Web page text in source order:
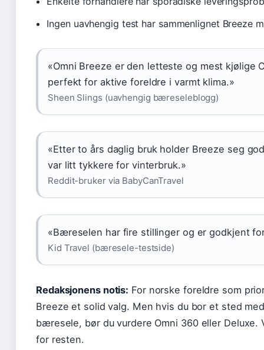
Ingen uavhengig test har sammenlignet Breeze
«Omni Breeze er den letteste og mest kjølige
perfekt for aktive foreldre i varmt klima.»
Sheen Slings (uavhengig bæreseleblogg)
«Etter to års daglig bruk holder Breeze seg
var litt tykkere for vinterbruk.»
Reddit-bruker via BabyCanTravel
«Bæreselen har fire stillinger og er godkjent
Kid Travel (bæresele-testside)
Redaksjonens notis: For norske foreldre som
Breeze et solid valg. Men hvis du bor et sted
bæresele, bør du vurdere Omni 360 eller
for resten.